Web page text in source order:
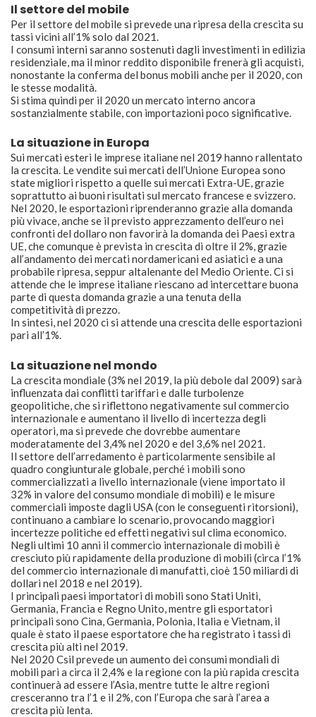
Il settore del mobile
Per il settore del mobile si prevede una ripresa della crescita su
tassi vicini all’1% solo dal 2021.
I consumi interni saranno sostenuti dagli investimenti in edilizia
residenziale, ma il minor reddito disponibile frenerà gli acquisti,
nonostante la conferma del bonus mobili anche per il 2020, con
le stesse modalità.
Si stima quindi per il 2020 un mercato interno ancora
sostanzialmente stabile, con importazioni poco significative.
La situazione in Europa
Sui mercati esteri le imprese italiane nel 2019 hanno rallentato
la crescita. Le vendite sui mercati dell’Unione Europea sono
state migliori rispetto a quelle sui mercati Extra-UE, grazie
soprattutto ai buoni risultati sul mercato francese e svizzero.
Nel 2020, le esportazioni riprenderanno grazie alla domanda
più vivace, anche se il previsto apprezzamento dell’euro nei
confronti del dollaro non favorirà la domanda dei Paesi extra
UE, che comunque è prevista in crescita di oltre il 2%, grazie
all’andamento dei mercati nordamericani ed asiatici e a una
probabile ripresa, seppur altalenante del Medio Oriente. Ci si
attende che le imprese italiane riescano ad intercettare buona
parte di questa domanda grazie a una tenuta della
competitività di prezzo.
In sintesi, nel 2020 ci si attende una crescita delle esportazioni
pari all’1%.
La situazione nel mondo
La crescita mondiale (3% nel 2019, la più debole dal 2009) sarà
influenzata dai conflitti tariffari e dalle turbolenze
geopolitiche, che si riflettono negativamente sul commercio
internazionale e aumentano il livello di incertezza degli
operatori, ma si prevede che dovrebbe aumentare
moderatamente del 3,4% nel 2020 e del 3,6% nel 2021.
Il settore dell’arredamento è particolarmente sensibile al
quadro congiunturale globale, perché i mobili sono
commercializzati a livello internazionale (viene importato il
32% in valore del consumo mondiale di mobili) e le misure
commerciali imposte dagli USA (con le conseguenti ritorsioni),
continuano a cambiare lo scenario, provocando maggiori
incertezze politiche ed effetti negativi sul clima economico.
Negli ultimi 10 anni il commercio internazionale di mobili è
cresciuto più rapidamente della produzione di mobili (circa l’1%
del commercio internazionale di manufatti, cioè 150 miliardi di
dollari nel 2018 e nel 2019).
I principali paesi importatori di mobili sono Stati Uniti,
Germania, Francia e Regno Unito, mentre gli esportatori
principali sono Cina, Germania, Polonia, Italia e Vietnam, il
quale è stato il paese esportatore che ha registrato i tassi di
crescita più alti nel 2019.
Nel 2020 Csil prevede un aumento dei consumi mondiali di
mobili pari a circa il 2,4% e la regione con la più rapida crescita
continuerà ad essere l’Asia, mentre tutte le altre regioni
cresceranno tra l’1 e il 2%, con l’Europa che sarà l’area a
crescita più lenta.